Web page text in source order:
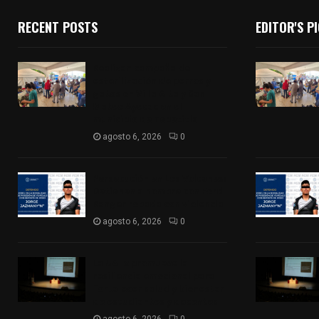
RECENT POSTS
agosto 6, 2026 0
agosto 6, 2026 0
EDITOR'S